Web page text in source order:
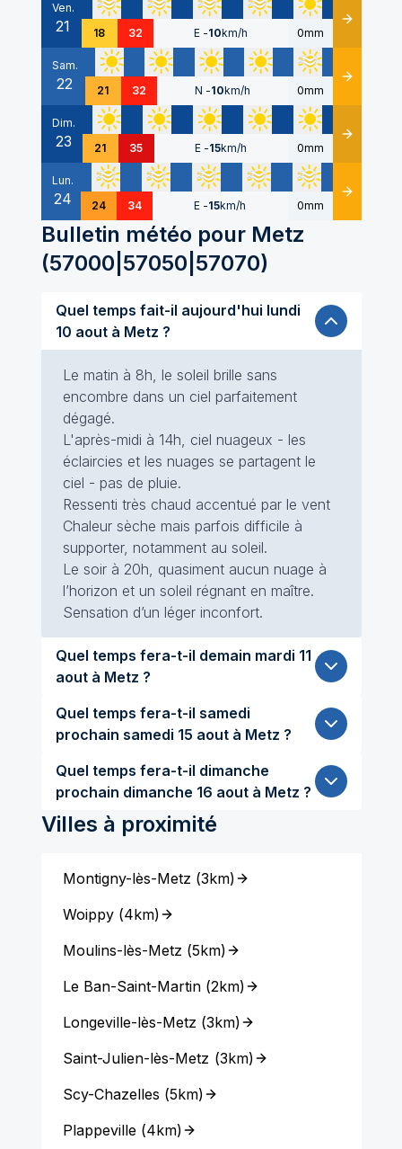
Ven.
21 18 32 E -10km/h 0mm Détails
Sam.
22 21 32 N -10km/h 0mm Détails
Dim.
23 21 35 E -15km/h 0mm Détails
Lun.
24 24 34 E -15km/h 0mm Détails
Bulletin météo pour Metz
(57000|57050|57070)
Quel temps fait-il aujourd'hui lundi
10 aout à Metz ?
Le matin à 8h, le soleil brille sans
encombre dans un ciel parfaitement
dégagé.
L'après-midi à 14h, ciel nuageux - les
éclaircies et les nuages se partagent le
ciel - pas de pluie.
Ressenti très chaud accentué par le vent
Chaleur sèche mais parfois difficile à
supporter, notamment au soleil.
Le soir à 20h, quasiment aucun nuage à
l’horizon et un soleil régnant en maître.
Sensation d’un léger inconfort.
Quel temps fera-t-il demain mardi 11
aout à Metz ?
Quel temps fera-t-il samedi
prochain samedi 15 aout à Metz ?
Quel temps fera-t-il dimanche
prochain dimanche 16 aout à Metz ?
Villes à proximité
Montigny-lès-Metz (3km)
Woippy(4km)
Moulins-lès-Metz (5km)
Le Ban-Saint-Martin(2km)
Longeville-lès-Metz (3km)
Saint-Julien-lès-Metz (3km)
Scy-Chazelles (5km)
Plappeville(4km)